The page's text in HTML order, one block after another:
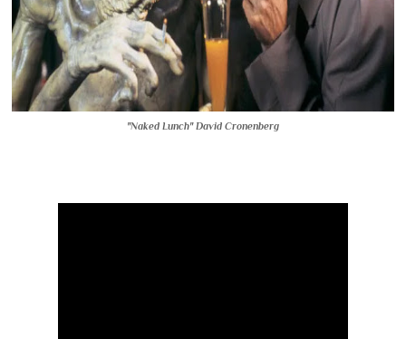
"Naked Lunch" David Cronenberg